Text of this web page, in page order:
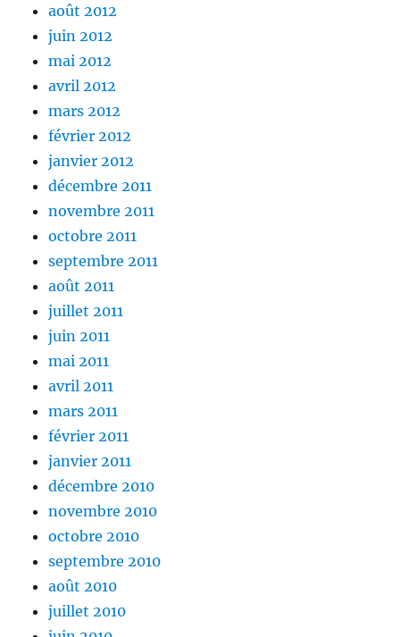
août 2012
juin 2012
mai 2012
avril 2012
mars 2012
février 2012
janvier 2012
décembre 2011
novembre 2011
octobre 2011
septembre 2011
août 2011
juillet 2011
juin 2011
mai 2011
avril 2011
mars 2011
février 2011
janvier 2011
décembre 2010
novembre 2010
octobre 2010
septembre 2010
août 2010
juillet 2010